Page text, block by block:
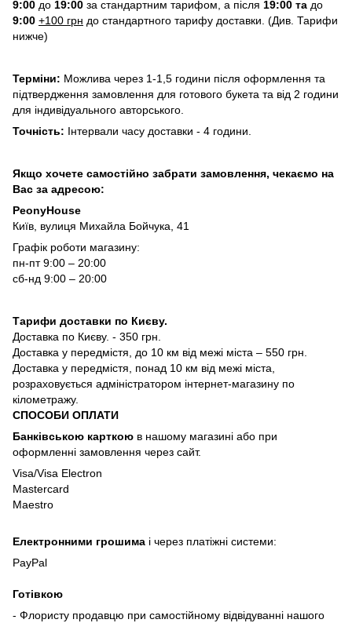
9:00 до 19:00 за стандартним тарифом, а після 19:00 та до
9:00 +100 грн до стандартного тарифу доставки. (Див. Тарифи
нижче)
Терміни: Можлива через 1-1,5 години після оформлення та
підтвердження замовлення для готового букета та від 2 години
для індивідуального авторського.
Точність: Інтервали часу доставки - 4 години.
Якщо хочете самостійно забрати замовлення, чекаємо на
Вас за адресою:
PeonyHouse
Київ, вулиця Михайла Бойчука, 41
Графік роботи магазину:
пн-пт 9:00 – 20:00
сб-нд 9:00 – 20:00
Тарифи доставки по Києву.
Доставка по Києву. - 350 грн.
Доставка у передмістя, до 10 км від межі міста – 550 грн.
Доставка у передмістя, понад 10 км від межі міста,
розраховується адміністратором інтернет-магазину по
кілометражу.
СПОСОБИ ОПЛАТИ
Банківською карткою в нашому магазині або при
оформленні замовлення через сайт.
Visa/Visa Electron
Mastercard
Maestro
Електронними грошима і через платіжні системи:
PayPal
Готівкою
- Флористу продавцю при самостійному відвідуванні нашого